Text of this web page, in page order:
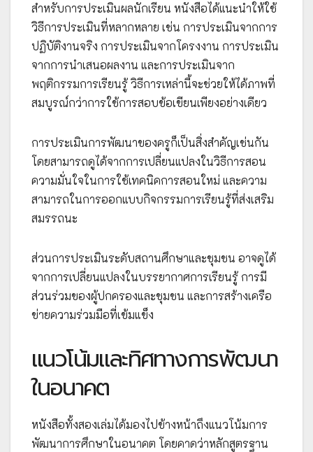
สำหรับการประเมินผลนักเรียน หนังสือได้แนะนำให้ใช้
วิธีการประเมินที่หลากหลาย เช่น การประเมินจากการ
ปฏิบัติงานจริง การประเมินจากโครงงาน การประเมิน
จากการนำเสนอผลงาน และการประเมินจาก
พฤติกรรมการเรียนรู้ วิธีการเหล่านี้จะช่วยให้ได้ภาพที่
สมบูรณ์กว่าการใช้การสอบข้อเขียนเพียงอย่างเดียว
การประเมินการพัฒนาของครูก็เป็นสิ่งสำคัญเช่นกัน
โดยสามารถดูได้จากการเปลี่ยนแปลงในวิธีการสอน
ความมั่นใจในการใช้เทคนิคการสอนใหม่ และความ
สามารถในการออกแบบกิจกรรมการเรียนรู้ที่ส่งเสริม
สมรรถนะ
ส่วนการประเมินระดับสถานศึกษาและชุมชน อาจดูได้
จากการเปลี่ยนแปลงในบรรยากาศการเรียนรู้ การมี
ส่วนร่วมของผู้ปกครองและชุมชน และการสร้างเครือ
ข่ายความร่วมมือที่เข้มแข็ง
แนวโน้มและทิศทางการพัฒนา
ในอนาคต
หนังสือทั้งสองเล่มได้มองไปข้างหน้าถึงแนวโน้มการ
พัฒนาการศึกษาในอนาคต โดยคาดว่าหลักสูตรฐาน